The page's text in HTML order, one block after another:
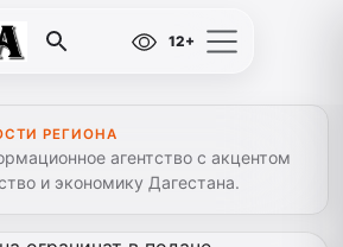
12+
РЕГИОНА
агентство с акцентом
и экономику Дагестана.